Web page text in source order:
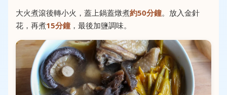
大火煮滾後轉小火，蓋上鍋蓋燉煮約50分鐘。放入金針
花，再煮15分鐘 ，最後加鹽調味。